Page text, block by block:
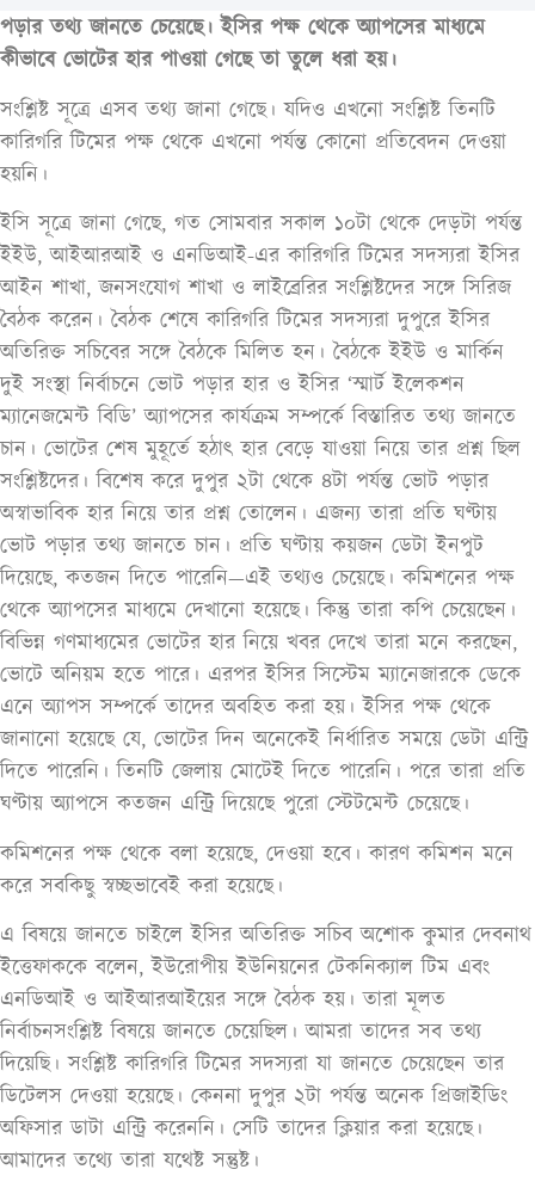
পড়ার তথ্য জানতে চেয়েছে। ইসির পক্ষ থেকে অ্যাপসের মাধ্যমে
কীভাবে ভোটের হার পাওয়া গেছে তা তুলে ধরা হয়।
সংশ্লিষ্ট সূত্রে এসব তথ্য জানা গেছে। যদিও এখনো সংশ্লিষ্ট তিনটি
কারিগরি টিমের পক্ষ থেকে এখনো পর্যন্ত কোনো প্রতিবেদন দেওয়া
হয়নি।
ইসি সূত্রে জানা গেছে, গত সোমবার সকাল ১০টা থেকে দেড়টা পর্যন্ত
ইইউ, আইআরআই ও এনডিআই-এর কারিগরি টিমের সদস্যরা ইসির
আইন শাখা, জনসংযোগ শাখা ও লাইব্রেরির সংশ্লিষ্টদের সঙ্গে সিরিজ
বৈঠক করেন। বৈঠক শেষে কারিগরি টিমের সদস্যরা দুপুরে ইসির
অতিরিক্ত সচিবের সঙ্গে বৈঠকে মিলিত হন। বৈঠকে ইইউ ও মার্কিন
দুই সংস্থা নির্বাচনে ভোট পড়ার হার ও ইসির ‘স্মার্ট ইলেকশন
ম্যানেজমেন্ট বিডি’ অ্যাপসের কার্যক্রম সম্পর্কে বিস্তারিত তথ্য জানতে
চান। ভোটের শেষ মুহূর্তে হঠাৎ হার বেড়ে যাওয়া নিয়ে তার প্রশ্ন ছিল
সংশ্লিষ্টদের। বিশেষ করে দুপুর ২টা থেকে ৪টা পর্যন্ত ভোট পড়ার
অস্বাভাবিক হার নিয়ে তার প্রশ্ন তোলেন। এজন্য তারা প্রতি ঘণ্টায়
ভোট পড়ার তথ্য জানতে চান। প্রতি ঘণ্টায় কয়জন ডেটা ইনপুট
দিয়েছে, কতজন দিতে পারেনি—এই তথ্যও চেয়েছে। কমিশনের পক্ষ
থেকে অ্যাপসের মাধ্যমে দেখানো হয়েছে। কিন্তু তারা কপি চেয়েছেন।
বিভিন্ন গণমাধ্যমের ভোটের হার নিয়ে খবর দেখে তারা মনে করছেন,
ভোটে অনিয়ম হতে পারে। এরপর ইসির সিস্টেম ম্যানেজারকে ডেকে
এনে অ্যাপস সম্পর্কে তাদের অবহিত করা হয়। ইসির পক্ষ থেকে
জানানো হয়েছে যে, ভোটের দিন অনেকেই নির্ধারিত সময়ে ডেটা এন্ট্রি
দিতে পারেনি। তিনটি জেলায় মোটেই দিতে পারেনি। পরে তারা প্রতি
ঘণ্টায় অ্যাপসে কতজন এন্ট্রি দিয়েছে পুরো স্টেটমেন্ট চেয়েছে।
কমিশনের পক্ষ থেকে বলা হয়েছে, দেওয়া হবে। কারণ কমিশন মনে
করে সবকিছু স্বচ্ছভাবেই করা হয়েছে।
এ বিষয়ে জানতে চাইলে ইসির অতিরিক্ত সচিব অশোক কুমার দেবনাথ
ইত্তেফাককে বলেন, ইউরোপীয় ইউনিয়নের টেকনিক্যাল টিম এবং
এনডিআই ও আইআরআইয়ের সঙ্গে বৈঠক হয়। তারা মূলত
নির্বাচনসংশ্লিষ্ট বিষয়ে জানতে চেয়েছিল। আমরা তাদের সব তথ্য
দিয়েছি। সংশ্লিষ্ট কারিগরি টিমের সদস্যরা যা জানতে চেয়েছেন তার
ডিটেলস দেওয়া হয়েছে। কেননা দুপুর ২টা পর্যন্ত অনেক প্রিজাইডিং
অফিসার ডাটা এন্ট্রি করেননি। সেটি তাদের ক্লিয়ার করা হয়েছে।
আমাদের তথ্যে তারা যথেষ্ট সন্তুষ্ট।